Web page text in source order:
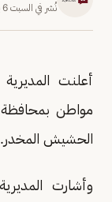
نُشر في السبت 6 يونيو 2026
أعلنت
مواطن بمحافظة
الحشيش المخدر.
وأشارت